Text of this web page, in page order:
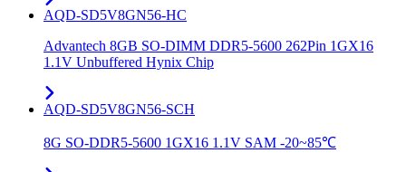
AQD-SD5V8GN56-HC
Advantech 8GB SO-DIMM DDR5-5600 262Pin 1GX16
1.1V Unbuffered Hynix Chip
AQD-SD5V8GN56-SCH
8G SO-DDR5-5600 1GX16 1.1V SAM -20~85℃